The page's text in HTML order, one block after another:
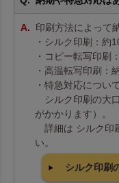
印刷方法によって
・シルク印刷：約
・コピー転写印刷
・高温転写印刷：
・特急対応について
シルク印刷の大
がかかります）。
詳細は シルク印
い。
シルク印刷